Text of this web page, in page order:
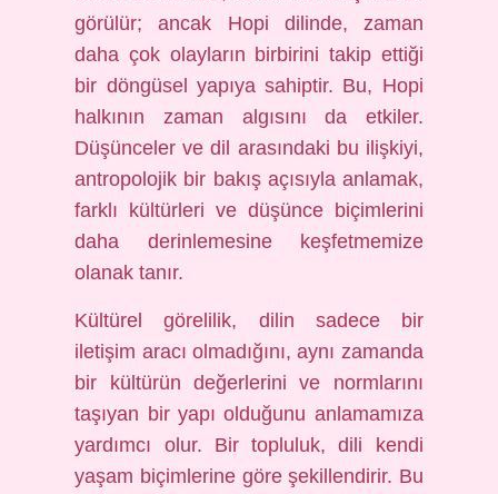
görülür; ancak Hopi dilinde, zaman
daha çok olayların birbirini takip ettiği
bir döngüsel yapıya sahiptir. Bu, Hopi
halkının zaman algısını da etkiler.
Düşünceler ve dil arasındaki bu ilişkiyi,
antropolojik bir bakış açısıyla anlamak,
farklı kültürleri ve düşünce biçimlerini
daha derinlemesine keşfetmemize
olanak tanır.
Kültürel görelilik, dilin sadece bir
iletişim aracı olmadığını, aynı zamanda
bir kültürün değerlerini ve normlarını
taşıyan bir yapı olduğunu anlamamıza
yardımcı olur. Bir topluluk, dili kendi
yaşam biçimlerine göre şekillendirir. Bu